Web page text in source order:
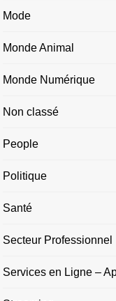
Mode
Monde Animal
Monde Numérique
Non classé
People
Politique
Santé
Secteur Professionnel
Services en Ligne –